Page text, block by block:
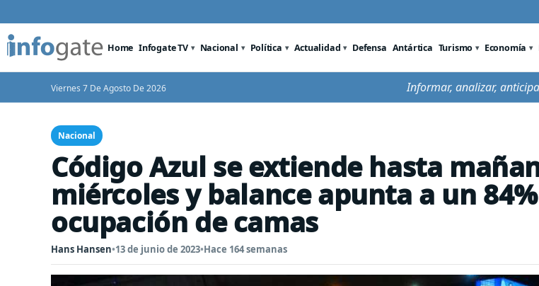
Home Infogate TV Nacional Política Actualidad Defensa Antártica Turismo Economía
Viernes 7 De Agosto De 2026 Informar, analizar,
Nacional
Código Azul se extiende hasta
miércoles y balance apunta a un
ocupación de camas
Hans Hansen•13 de junio de 2023•Hace 164 semanas